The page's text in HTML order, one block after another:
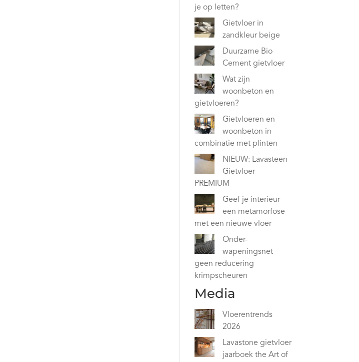
je op letten?
Gietvloer in
zandkleur beige
Duurzame Bio
Cement gietvloer
Wat zijn
woonbeton en
gietvloeren?
Gietvloeren en
woonbeton in
combinatie met plinten
NIEUW: Lavasteen
Gietvloer
PREMIUM
Geef je interieur
een metamorfose
met een nieuwe vloer
Onder-
wapeningsnet
geen reducering
krimpscheuren
Media
Vloerentrends
2026
Lavastone gietvloer
jaarboek the Art of